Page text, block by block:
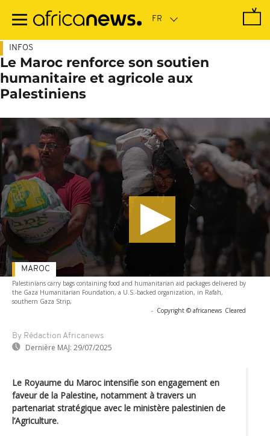
contenu
INFOS
Le Maroc renforce son soutien
humanitaire et agricole aux
Palestiniens
Palestinians carry bags containing food and humanitarian aid packages delivered by
the Gaza Humanitarian Foundation, a U.S.-backed organization, in Rafah,
southern Gaza Strip,
- Copyright © africanews Cleared
By Rédaction Africanews
Dernière MAJ: 29/07/2025
MAROC
Le Royaume du Maroc intensifie son engagement en
faveur de la Palestine, notamment à travers un
partenariat stratégique avec le ministère palestinien de
l’Agriculture.